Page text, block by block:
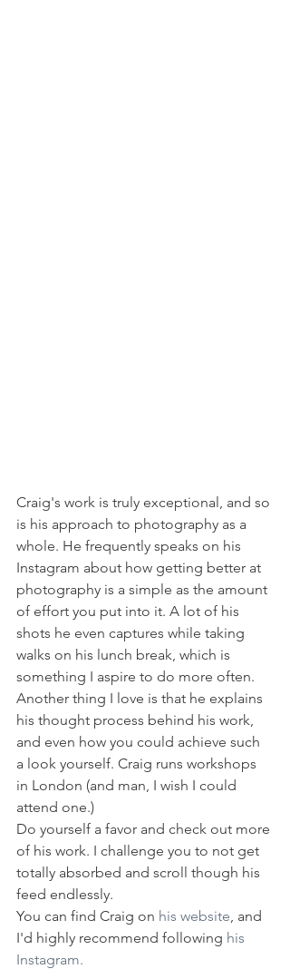
Craig's work is truly exceptional, and so
is his approach to photography as a
whole. He frequently speaks on his
Instagram about how getting better at
photography is a simple as the amount
of effort you put into it. A lot of his
shots he even captures while taking
walks on his lunch break, which is
something I aspire to do more often.
Another thing I love is that he explains
his thought process behind his work,
and even how you could achieve such
a look yourself. Craig runs workshops
in London (and man, I wish I could
attend one.)
Do yourself a favor and check out more
of his work. I challenge you to not get
totally absorbed and scroll though his
feed endlessly.
You can find Craig on his website, and
I'd highly recommend following his
Instagram.